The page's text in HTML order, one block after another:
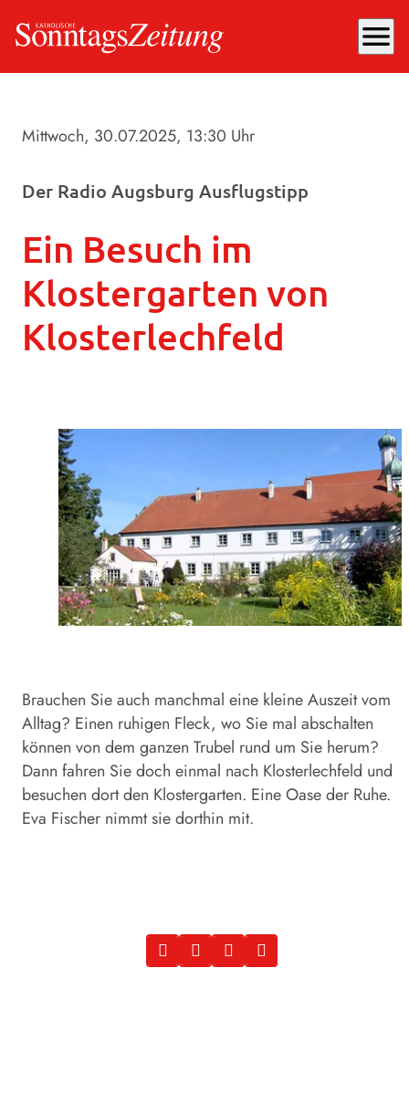
menu
Mittwoch, 30.07.2025, 13:30 Uhr
Der Radio Augsburg Ausflugstipp
Ein Besuch im
Klostergarten von
Klosterlechfeld
Brauchen Sie auch manchmal eine kleine Auszeit vom
Alltag? Einen ruhigen Fleck, wo Sie mal abschalten
können von dem ganzen Trubel rund um Sie herum?
Dann fahren Sie doch einmal nach Klosterlechfeld und
besuchen dort den Klostergarten. Eine Oase der Ruhe.
Eva Fischer nimmt sie dorthin mit.